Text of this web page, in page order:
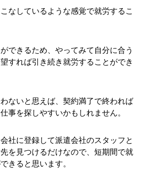
なしているような感覚で就労するこ
できるため、やってみて自分に合う
すれば引き続き就労することができ
ないと思えば、契約満了で終われば
事を探しやすいかもしれません。
社に登録して派遣会社のスタッフと
を見つけるだけなので、短期間で就
きると思います。